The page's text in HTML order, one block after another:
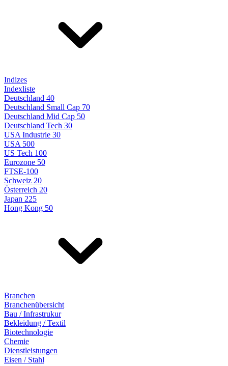
Indizes
Indexliste
Deutschland 40
Deutschland Small Cap 70
Deutschland Mid Cap 50
Deutschland Tech 30
USA Industrie 30
USA 500
US Tech 100
Eurozone 50
FTSE-100
Schweiz 20
Österreich 20
Japan 225
Hong Kong 50
Branchen
Branchenübersicht
Bau / Infrastrukur
Bekleidung / Textil
Biotechnologie
Chemie
Dienstleistungen
Eisen / Stahl